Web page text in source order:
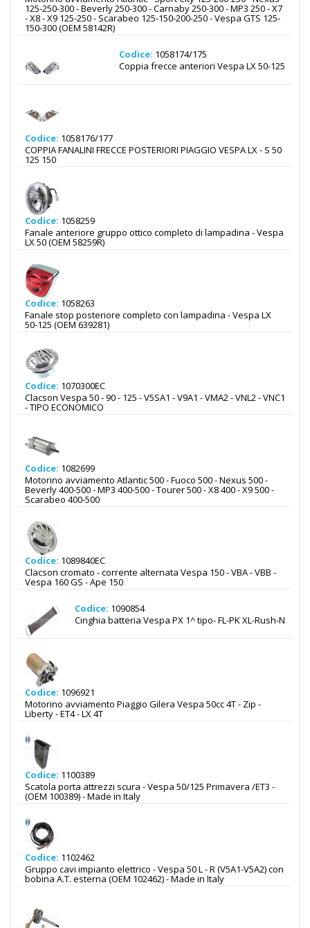
125-250-300 - Beverly 250-300 - Carnaby 250-300 - MP3 250 - X7
- X8 - X9 125-250 - Scarabeo 125-150-200-250 - Vespa GTS 125-
150-300 (OEM 58142R)
Codice: 1058174/175
Coppia frecce anteriori Vespa LX 50-125
Codice: 1058176/177
COPPIA FANALINI FRECCE POSTERIORI PIAGGIO VESPA LX - S 50
125 150
Codice: 1058259
Fanale anteriore gruppo ottico completo di lampadina - Vespa
LX 50 (OEM 58259R)
Codice: 1058263
Fanale stop posteriore completo con lampadina - Vespa LX
50-125 (OEM 639281)
Codice: 1070300EC
Clacson Vespa 50 - 90 - 125 - V5SA1 - V9A1 - VMA2 - VNL2 - VNC1
- TIPO ECONOMICO
Codice: 1082699
Motorino avviamento Atlantic 500 - Fuoco 500 - Nexus 500 -
Beverly 400-500 - MP3 400-500 - Tourer 500 - X8 400 - X9 500 -
Scarabeo 400-500
Codice: 1089840EC
Clacson cromato - corrente alternata Vespa 150 - VBA - VBB -
Vespa 160 GS - Ape 150
Codice: 1090854
Cinghia batteria Vespa PX 1^ tipo- FL-PK XL-Rush-N
Codice: 1096921
Motorino avviamento Piaggio Gilera Vespa 50cc 4T - Zip -
Liberty - ET4 - LX 4T
Codice: 1100389
Scatola porta attrezzi scura - Vespa 50/125 Primavera /ET3 -
(OEM 100389) - Made in Italy
Codice: 1102462
Gruppo cavi impianto elettrico - Vespa 50 L - R (V5A1-V5A2) con
bobina A.T. esterna (OEM 102462) - Made in Italy